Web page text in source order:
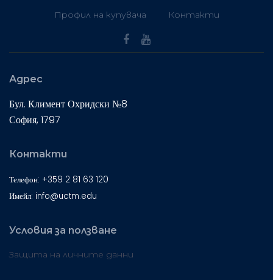
Профил на купувача Контакти
Адрес
Бул. Климент Охридски №8
София, 1797
Контакти
Телефон: +359 2 81 63 120
Имейл: info@uctm.edu
Условия за ползване
Защита на личните данни